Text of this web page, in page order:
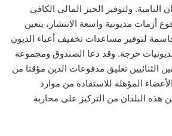
النامية. ولتوفير الحيز المالي الكافي
أزمات مديونية واسعة الانتشار، يتعين
لتوفير مساعدات تخفيف أعباء الديون
حرجة. وقد دعا الصندوق ومجموعة
الثنائيين تعليق مدفوعات الدين مؤقتا من
المؤهلة للاستفادة من موارد
هذه البلدان من التركيز على محاربة